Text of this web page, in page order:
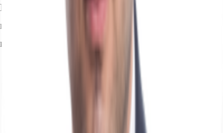
Ihr Kontakt
Daniel Sehnert
Ihr Kontakt